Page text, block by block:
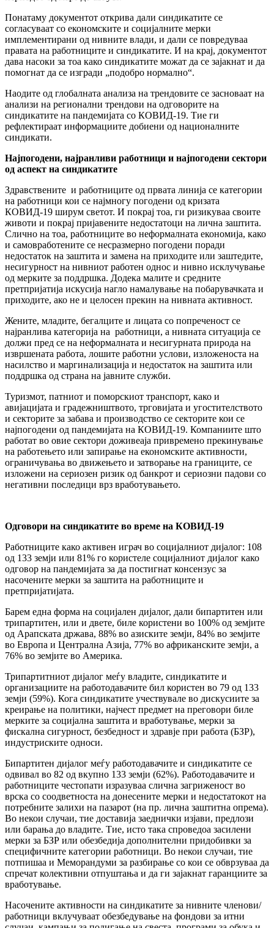
Понатаму документот открива дали синдикатите се
согласуваат со економските и социјалните мерки
имплементирани од нивните влади, и дали се повредуваа
правата на работниците и синдикатите. И на крај, документот
дава насоки за тоа како синдикатите можат да се зајакнат и да
помогнат да се изгради „подобро нормално“.
Наодите од глобалната анализа на трендовите се засноваат на
анализи на регионални трендови на одговорите на
синдикатите на пандемијата со КОВИД-19. Тие ги
рефлектираат информациите добиени од националните
синдикати.
Најпогодени, најранливи работници и најпогодени сектори
од аспект на синдикатите
Здравствените и работниците од првата линија се категории
на работници кои се најмногу погодени од кризата
КОВИД-19 ширум светот. И покрај тоа, ги ризикуваа своите
животи и покрај пријавените недостатоци на лична заштита.
Слично на тоа, работниците во неформалната економија, како
и самовработените се несразмерно погодени поради
недостаток на заштита и замена на приходите или заштедите,
несигурност на нивниот работен однос и нивно исклучување
од мерките за поддршка. Додека малите и средните
претпријатија искусија нагло намалување на побарувачката и
приходите, ако не и целосен прекин на нивната активност.
Жените, младите, бегалците и лицата со попреченост се
најранлива категорија на работници, а нивната ситуација се
должи пред се на неформалната и несигурната природа на
извршената работа, лошите работни услови, изложеноста на
насилство и маргинализација и недостаток на заштита или
поддршка од страна на јавните служби.
Туризмот, патниот и поморскиот транспорт, како и
авијацијата и градежништвото, трговијата и угостителството
и секторите за забава и производство се секторите кои се
најпогодени од пандемијата на КОВИД-19. Компаниите што
работат во овие сектори доживеаја привремено прекинување
на работењето или запирање на економските активности,
ограничувања во движењето и затворање на границите, се
изложени на сериозен ризик од банкрот и сериозни падови со
негативни последици врз вработувањето.
Одговори на синдикатите во време на КОВИД-19
Работниците како активен играч во социјалниот дијалог: 108
од 133 земји или 81% го користеле социјалниот дијалог како
одговор на пандемијата за да постигнат консензус за
насочените мерки за заштита на работниците и
претпријатијата.
Барем една форма на социјален дијалог, дали бипартитен или
трипартитен, или и двете, биле користени во 100% од земјите
од Арапската држава, 88% во азиските земји, 84% во земјите
во Европа и Централна Азија, 77% во африканските земји, а
76% во земјите во Америка.
Трипартитниот дијалог меѓу владите, синдикатите и
организациите на работодавачите бил користен во 79 од 133
земји (59%). Кога синдикатите учествувале во дискусиите за
креирање на политики, најчест предмет на преговори биле
мерките за социјална заштита и вработување, мерки за
фискална сигурност, безбедност и здравје при работа (БЗР),
индустриските односи.
Бипартитен дијалог меѓу работодавачите и синдикатите се
одвивал во 82 од вкупно 133 земји (62%). Работодавачите и
работниците честопати изразуваа слична загриженост во
врска со соодветноста на донесените мерки и недостатокот на
потребните залихи на пазарот (на пр. лична заштитна опрема).
Во некои случаи, тие доставија заеднички изјави, предлози
или барања до владите. Тие, исто така спроведоа засилени
мерки за БЗР или обезбедија дополнителни придобивки за
специфичните категории работници. Во некои случаи, тие
потпишаа и Меморандуми за разбирање со кои се обврзуваа да
спречат колективни отпуштања и да ги зајакнат гаранциите за
вработување.
Насочените активности на синдикатите за нивните членови/
работници вклучуваат обезбедување на фондови за итни